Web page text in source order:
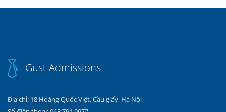
Gust Admissions
Địa chỉ: 18 Hoàng Quốc Việt, Cầu giấy, Hà Nội